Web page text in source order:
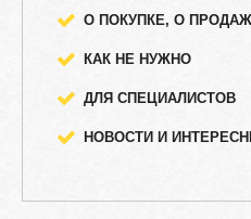
О ПОКУПКЕ, О
КАК НЕ НУЖНО
ДЛЯ СПЕЦИАЛИСТОВ
НОВОСТИ И